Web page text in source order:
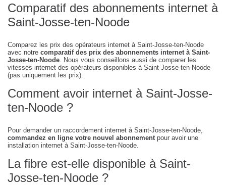
Comparatif des abonnements internet à
Saint-Josse-ten-Noode
Comparez les prix des opérateurs internet à Saint-Josse-ten-Noode
avec notre comparatif des prix des abonnements internet à Saint-
Josse-ten-Noode . Nous vous conseillons aussi de comparer les
vitesses internet des opérateurs disponibles à Saint-Josse-ten-Noode
(pas uniquement les prix).
Comment avoir internet à Saint-Josse-
ten-Noode ?
Pour demander un raccordement internet à Saint-Josse-ten-Noode,
commandez en ligne votre nouvel abonnement pour avoir une
installation internet à Saint-Josse-ten-Noode.
La fibre est-elle disponible à Saint-
Josse-ten-Noode ?